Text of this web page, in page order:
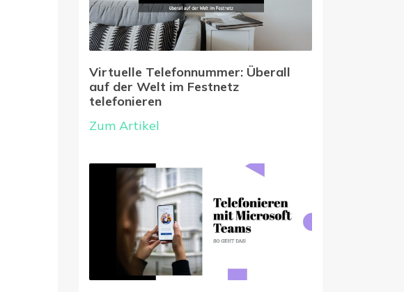
Virtuelle Telefonnummer: Überall
auf der Welt im Festnetz
telefonieren
Zum Artikel